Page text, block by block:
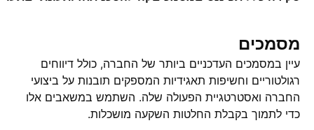
מסמכים
עיין במסמכים העדכניים ביותר של החברה, כולל דיווחים
רגולטוריים וחשיפות תאגידיות המספקים תובנות על ביצועי
החברה ואסטרטגיית הפעולה שלה. השתמש במשאבים אלו
כדי לתמוך בקבלת החלטות השקעה מושכלות.